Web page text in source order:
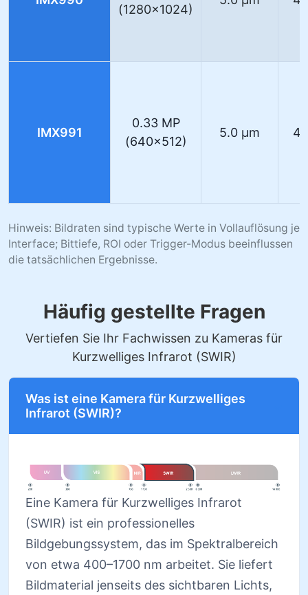
(1280×1024)
IMX991
0.33 MP
(640×512)
5.0 µm
Hinweis: Bildraten sind typische Werte in Vollauflösung je
Interface; Bittiefe, ROI oder Trigger-Modus beeinflussen
die tatsächlichen Ergebnisse.
Häufig gestellte Fragen
Vertiefen Sie Ihr Fachwissen zu Kameras für
Kurzwelliges Infrarot (SWIR)
Was ist eine Kamera für Kurzwelliges
Infrarot (SWIR)?
Eine Kamera für Kurzwelliges Infrarot
(SWIR) ist ein professionelles
Bildgebungssystem, das im Spektralbereich
von etwa 400–1700 nm arbeitet. Sie liefert
Bildmaterial jenseits des sichtbaren Lichts,